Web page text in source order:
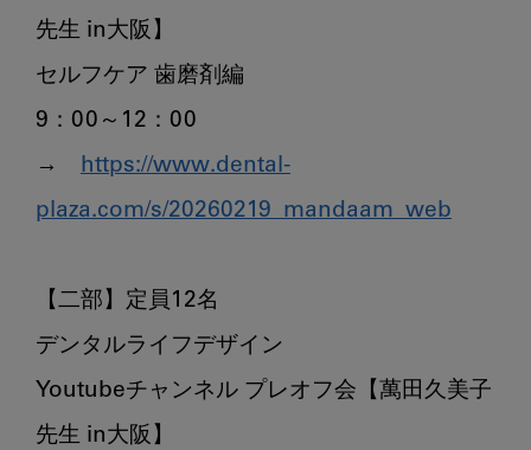
先生 in大阪】
セルフケア 歯磨剤編
9：00～12：00
→ https://www.dental-
plaza.com/s/20260219_mandaam_web
【二部】定員12名
デンタルライフデザイン
Youtubeチャンネル プレオフ会【萬田久美子
先生 in大阪】